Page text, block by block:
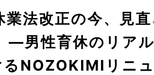
法改正の今、見直
—男性育休のリアル
NOZOKIMIリニ